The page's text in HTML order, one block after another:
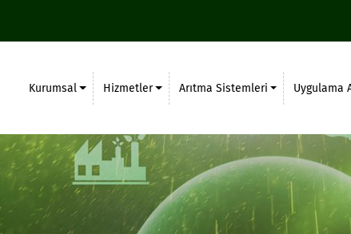
Kurumsal Hizmetler Arıtma Sistemleri Uygulama